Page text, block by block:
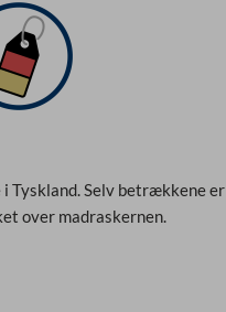
m
e
4
d
a
Tyskland. Selv betrækkene
over madraskernen.